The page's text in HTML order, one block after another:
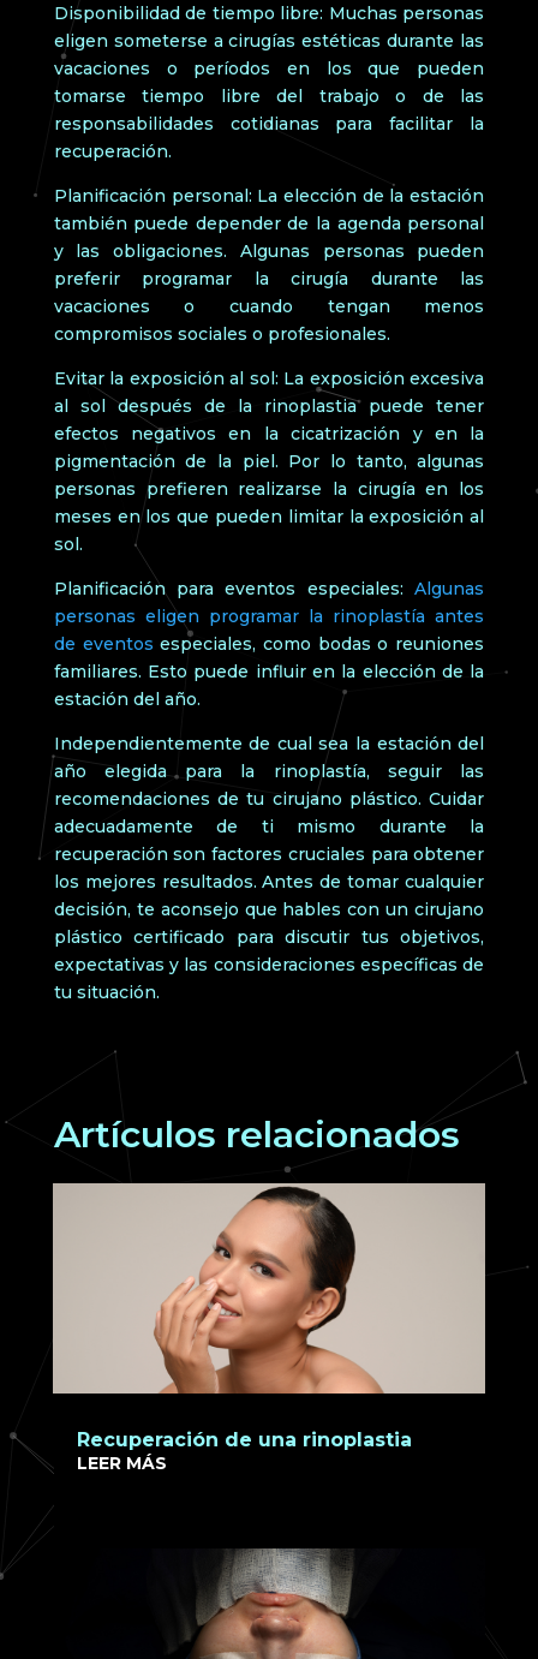
Disponibilidad de tiempo libre: Muchas personas
eligen someterse a cirugías estéticas durante las
vacaciones o períodos en los que pueden
tomarse tiempo libre del trabajo o de las
responsabilidades cotidianas para facilitar la
recuperación.
Planificación personal: La elección de la estación
también puede depender de la agenda personal
y las obligaciones. Algunas personas pueden
preferir programar la cirugía durante las
vacaciones o cuando tengan menos
compromisos sociales o profesionales.
Evitar la exposición al sol: La exposición excesiva
al sol después de la rinoplastia puede tener
efectos negativos en la cicatrización y en la
pigmentación de la piel. Por lo tanto, algunas
personas prefieren realizarse la cirugía en los
meses en los que pueden limitar la exposición al
sol.
Planificación para eventos especiales:Algunas
personas eligen programar la rinoplastía antes
de eventos especiales, como bodas o reuniones
familiares. Esto puede influir en la elección de la
estación del año.
Independientemente de cual sea la estación del
año elegida para la rinoplastía, seguir las
recomendaciones de tu cirujano plástico. Cuidar
adecuadamente de ti mismo durante la
recuperación son factores cruciales para obtener
los mejores resultados. Antes de tomar cualquier
decisión, te aconsejo que hables con un cirujano
plástico certificado para discutir tus objetivos,
expectativas y las consideraciones específicas de
tu situación.
Artículos relacionados
Recuperación de una rinoplastia
LEER MÁS